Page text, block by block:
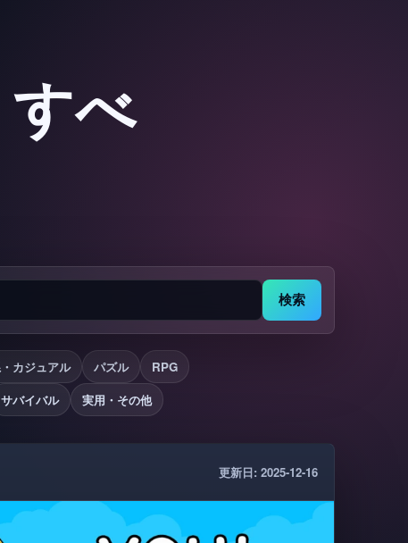
べ
検索
カジュアル パズル
RPG
サバイバル 実用・その他
更新日: 2025-12-16